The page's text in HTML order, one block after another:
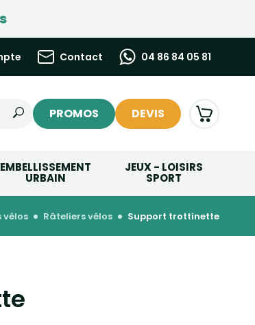
Contact 04 86 84 05 81
PROMOS DEVIS
EMBELLISSEMENT
URBAIN
JEUX - LOISIRS
SPORT
vélos râteliers vélos support trottinette